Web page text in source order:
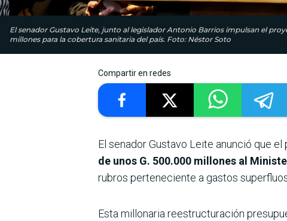
El senador Gustavo Leite, junto al legislador Antonio Barrios impulsan el
millones para la cobertura sanitaria del país. Foto: Néstor Soto
Compartir en redes
El senador Gustavo Leite anunció que
de unos G. 500.000 millones al
rubros perteneciente a gastos
Esta millonaria reestructuración